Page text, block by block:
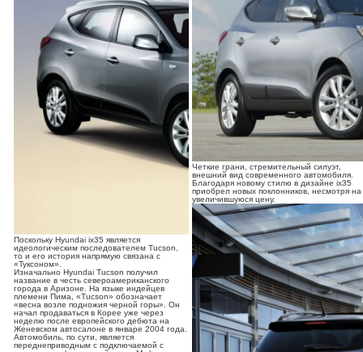
Поскольку Hyundai ix35 является
идеологическим последователем Tucson,
то и его история напрямую связана с
«Туксоном».
Изначально Hyundai Tucson получил
название в честь североамериканского
города в Аризоне. На языке индейцев
племени Пима, «Tucson» обозначает
«весна возле подножия черной горы». Он
начал продаваться в Корее уже через
неделю после европейского дебюта на
Женевском автосалоне в январе 2004 года.
Автомобиль, по сути, является
переднеприводным с подключаемой с
Четкие грани, стремительный силуэт,
внешний вид современного автомобиля.
Благодаря новому стилю в дизайне ix35
приобрел новых поклонников, несмотря на
увеличившуюся цену.